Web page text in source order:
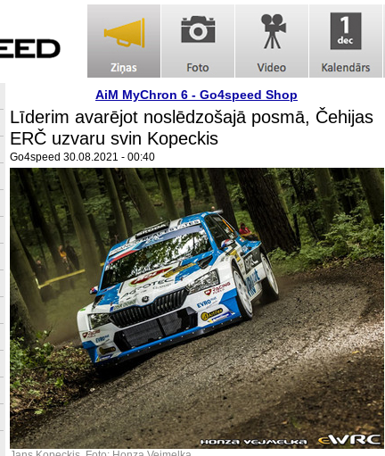
AiM MyChron 6 - Go4speed Shop
Līderim avarējot noslēdzošajā posmā, Čehijas
ERČ uzvaru svin Kopeckis
Go4speed 30.08.2021 - 00:40